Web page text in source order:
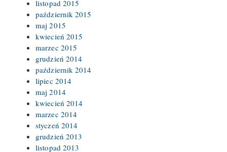
listopad 2015
październik 2015
maj 2015
kwiecień 2015
marzec 2015
grudzień 2014
październik 2014
lipiec 2014
maj 2014
kwiecień 2014
marzec 2014
styczeń 2014
grudzień 2013
listopad 2013